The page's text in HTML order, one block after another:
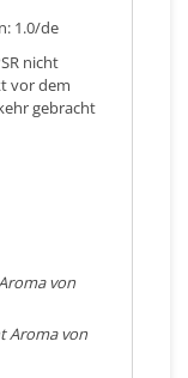
1.0/de
nicht
vor dem
gebracht
von
Aroma von